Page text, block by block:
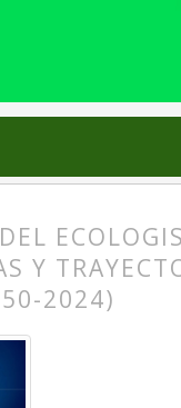
Núm. 80 (2026):
Y
2024)